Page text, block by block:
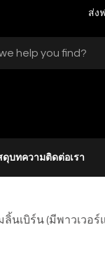
ส่ง
ดุบทความติดต่อเรา
เบิร์น (มีพาวเวอร์